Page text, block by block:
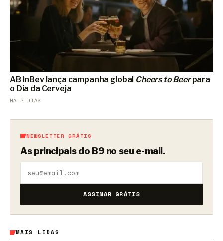
AB InBev lança campanha global Cheers to Beerpara
o Dia da Cerveja
HÁ 2 DIAS
NEWSLETTER GRÁTIS
As principais do B9 no seu e-mail.
ASSINAR GRÁTIS
MAIS LIDAS